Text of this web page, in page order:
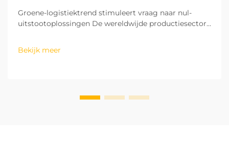
Groene-logistiektrend stimuleert vraag naar nul-
uitstootoplossingen De wereldwijde productiesector
ontwikkelingsmodel. De resterende logistieke
processen in fabrieken zijn cruciaal voor het bereiken
Bekijk meer